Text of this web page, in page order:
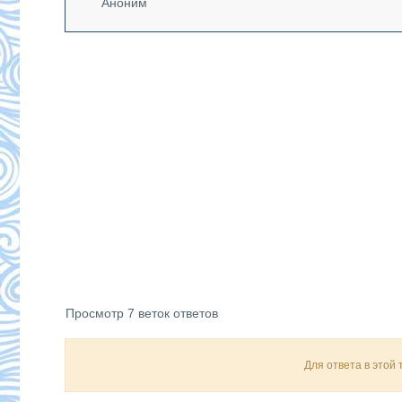
Просмотр 7 веток ответов
Для ответа в этой